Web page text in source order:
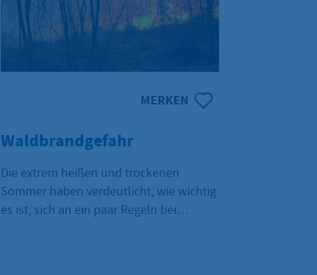
MERKEN
Waldbrandgefahr
Die extrem heißen und trockenen
Sommer haben verdeutlicht, wie wichtig
es ist, sich an ein paar Regeln bei